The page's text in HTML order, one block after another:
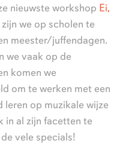
nieuwste workshop Ei,
we op scholen te
meester/juffendagen.
we vaak op de
komen we
om te werken met een
leren op muzikale wijze
in al zijn facetten te
vele specials!